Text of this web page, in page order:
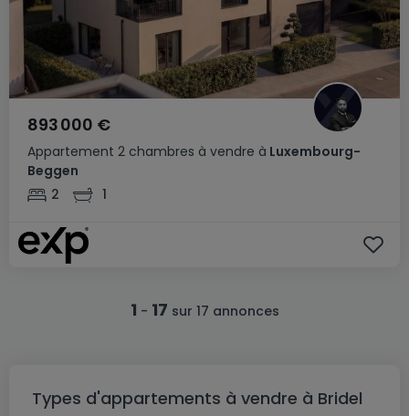
Appartement 2 chambres à vendre à Luxembourg-
Beggen
893 000 €
2 1
1 - 17 sur 17 annonces
Types d'appartements à vendre à Bridel